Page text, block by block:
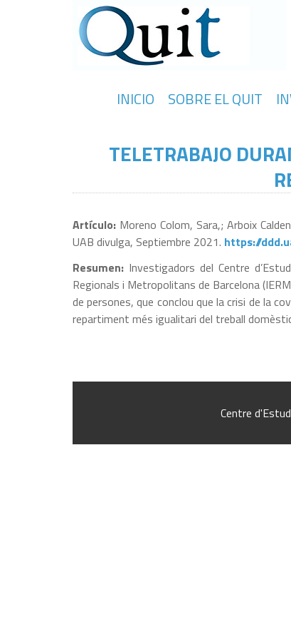
INICIO SOBRE EL QUIT
TELETRABAJO
Artículo: Moreno Colom, Sara,; Arboix
UAB divulga, Septiembre 2021. https://
Resumen: Investigadors del Centre
Regionals i Metropolitans de Barcelona
de persones, que conclou que la crisi de la
repartiment més igualitari del treball
Centre